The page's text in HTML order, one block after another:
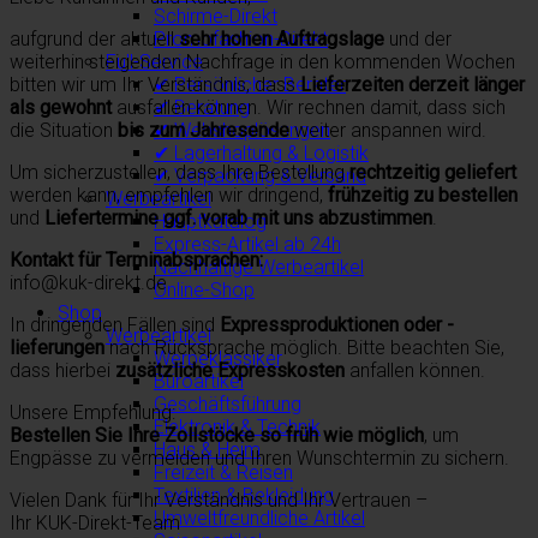
Schirme-Direkt
Promofashion-Direkt
Full-Service
✔ Persönlicher Berater
✔ Beratung
✔ Webshoplösungen
✔ Lagerhaltung & Logistik
✔ Verpackung & Versand
Werbeartikel
Hauptkatalog
Express-Artikel ab 24h
Nachhaltige Werbeartikel
Online-Shop
Shop
Werbeartikel
Werbeklassiker
Büroartikel
Geschäftsführung
Elektronik & Technik
Haus & Heim
Freizeit & Reisen
Textilien & Bekleidung
Umweltfreundliche Artikel
aufgrund der aktuellsehr hohen Auftragslage und der
weiterhin steigenden Nachfrage in den kommenden Wochen
bitten wir um Ihr Verständnis, dassLieferzeiten derzeit länger
als gewohnt ausfallen können. Wir rechnen damit, dass sich
die Situation bis zum Jahresendeweiter anspannen wird.
Um sicherzustellen, dass Ihre Bestellungrechtzeitig geliefert
werden kann, empfehlen wir dringend, frühzeitig zu bestellen
und Liefertermine ggf. vorab mit uns abzustimmen.
Kontakt für Terminabsprachen:
info@kuk-direkt.de
In dringenden Fällen sind Expressproduktionen oder -
lieferungennach Rücksprache möglich. Bitte beachten Sie,
dass hierbei zusätzliche Expresskosten anfallen können.
Unsere Empfehlung:
Bestellen Sie Ihre Zollstöcke so früh wie möglich, um
Engpässe zu vermeiden und Ihren Wunschtermin zu sichern.
Vielen Dank für Ihr Verständnis und Ihr Vertrauen –
Ihr KUK-Direkt-Team